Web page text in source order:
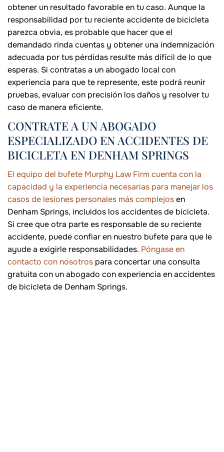
obtener un resultado favorable en tu caso. Aunque la
responsabilidad por tu reciente accidente de bicicleta
parezca obvia, es probable que hacer que el
demandado rinda cuentas y obtener una indemnización
adecuada por tus pérdidas resulte más difícil de lo que
esperas. Si contratas a un abogado local con
experiencia para que te represente, este podrá reunir
pruebas, evaluar con precisión los daños y resolver tu
caso de manera eficiente.
CONTRATE A UN ABOGADO
ESPECIALIZADO EN ACCIDENTES DE
BICICLETA EN DENHAM SPRINGS
El equipo del bufete Murphy Law Firm cuenta con la
capacidad y la experiencia necesarias para manejar los
casos de lesiones personales más complejosen
Denham Springs, incluidos los accidentes de bicicleta.
Si cree que otra parte es responsable de su reciente
accidente, puede confiar en nuestro bufete para que le
ayude a exigirle responsabilidades. Póngase en
contacto con nosotros para concertar una consulta
gratuita con un abogado con experiencia en accidentes
de bicicleta de Denham Springs.